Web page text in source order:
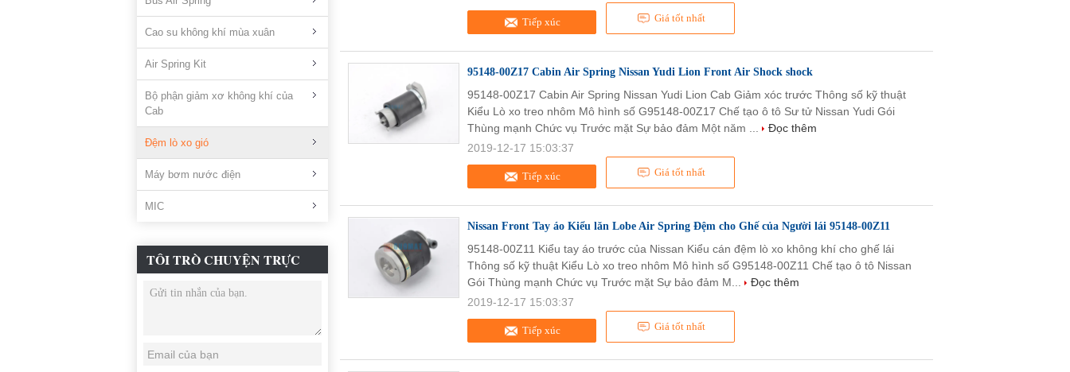
Cao su không khí mùa xuân
Air Spring Kit
Bộ phận giảm xơ không khí của
Cab
Đệm lò xo gió
Máy bơm nước điện
MIC
TÔI TRÒ CHUYỆN TRỰC
TUYẾN BÂY GIỜ
Tiếp xúc Giá tốt nhất
95148-00Z17 Cabin Air Spring Nissan Yudi Lion Front Air Shock shock
Tiếp xúc Giá tốt nhất
95148-00Z17 Cabin Air Spring Nissan Yudi Lion Cab Giảm xóc trước Thông số kỹ thuật
Kiểu Lò xo treo nhôm Mô hình số G95148-00Z17 Chế tạo ô tô Sư tử Nissan Yudi Gói
Thùng mạnh Chức vụ Trước mặt Sự bảo đảm Một năm ...
Đọc thêm
2019-12-17 15:03:37
Nissan Front Tay áo Kiểu lăn Lobe Air Spring Đệm cho Ghế của Người lái 95148-00Z11
Tiếp xúc Giá tốt nhất
95148-00Z11 Kiểu tay áo trước của Nissan Kiểu cán đệm lò xo không khí cho ghế lái
Thông số kỹ thuật Kiểu Lò xo treo nhôm Mô hình số G95148-00Z11 Chế tạo ô tô Nissan
Gói Thùng mạnh Chức vụ Trước mặt Sự bảo đảm M...
Đọc thêm
2019-12-17 15:03:37